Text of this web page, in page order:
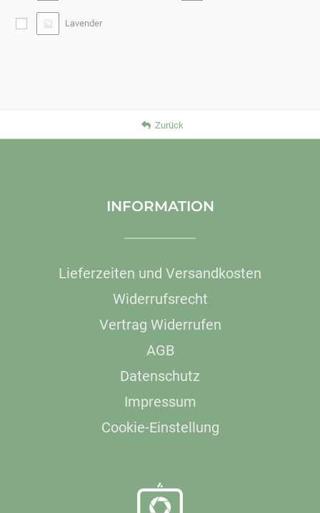
Lavender
Zurück
INFORMATION
Lieferzeiten und Versandkosten
Widerrufsrecht
Vertrag Widerrufen
AGB
Datenschutz
Impressum
Cookie-Einstellung